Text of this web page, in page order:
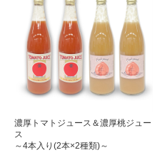
濃厚トマトジュース＆濃厚桃ジュー
ス
～4本入り(2本×2種類)～